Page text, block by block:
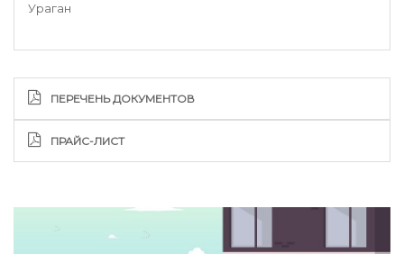
Ураган
ПЕРЕЧЕНЬ ДОКУМЕНТОВ
ПРАЙС-ЛИСТ